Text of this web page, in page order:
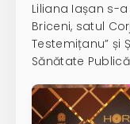
Liliana Iașan s-
Briceni, satul
Testemițanu” și
Sănătate